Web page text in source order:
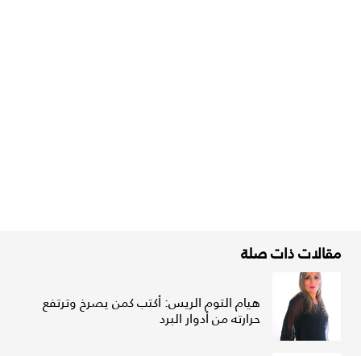
مقالات ذات صلة
هيام التوم الريس: أكتب كمن يصرخ وترتفع
حرارته من أدوار البرد